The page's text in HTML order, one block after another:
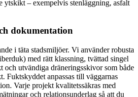
ytskikt – exempelvis stenläggning, asfalt
dokumentation
i täta stadsmiljöer. Vi använder robusta
med rätt klassning, tvättad singel
och utvändiga dräneringsskivor som både
Fuktskyddet anpassas till väggarnas
Varje projekt kvalitetssäkras med
och relationsunderlag så att du